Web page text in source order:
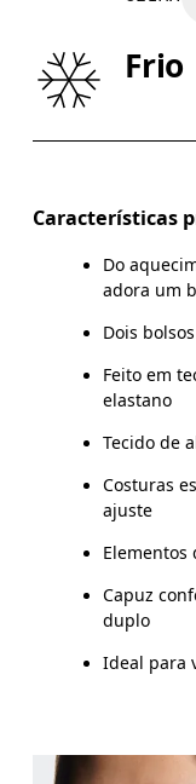
QUADRIL/ANCA
Como medir
Frio
Características
Do
adora um
Dois
Feito em
elastano
Tecido de
Costuras
ajuste
Elementos
Capuz
duplo
Ideal para